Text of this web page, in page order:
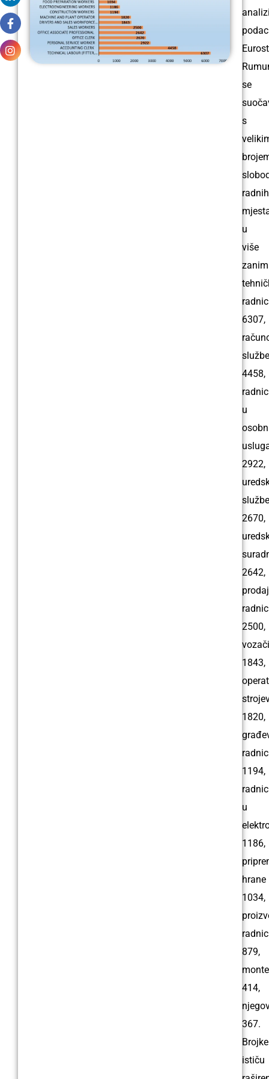
se
s
radnih
u
više
6307,
4458,
u
2922,
2670,
2642,
2500,
vozači
1843,
1820,
1194,
u
1186,
hrane
1034,
879,
414,
367.
Brojke
ističu